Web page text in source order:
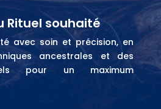
Rituel souhaité
avec soin et précision, en
ancestrales et des
pour un maximum